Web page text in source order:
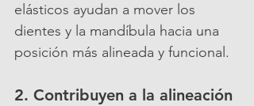
elásticos ayudan a mover los
dientes y la mandíbula hacia una
posición más alineada y funcional.
2. Contribuyen a la alineación